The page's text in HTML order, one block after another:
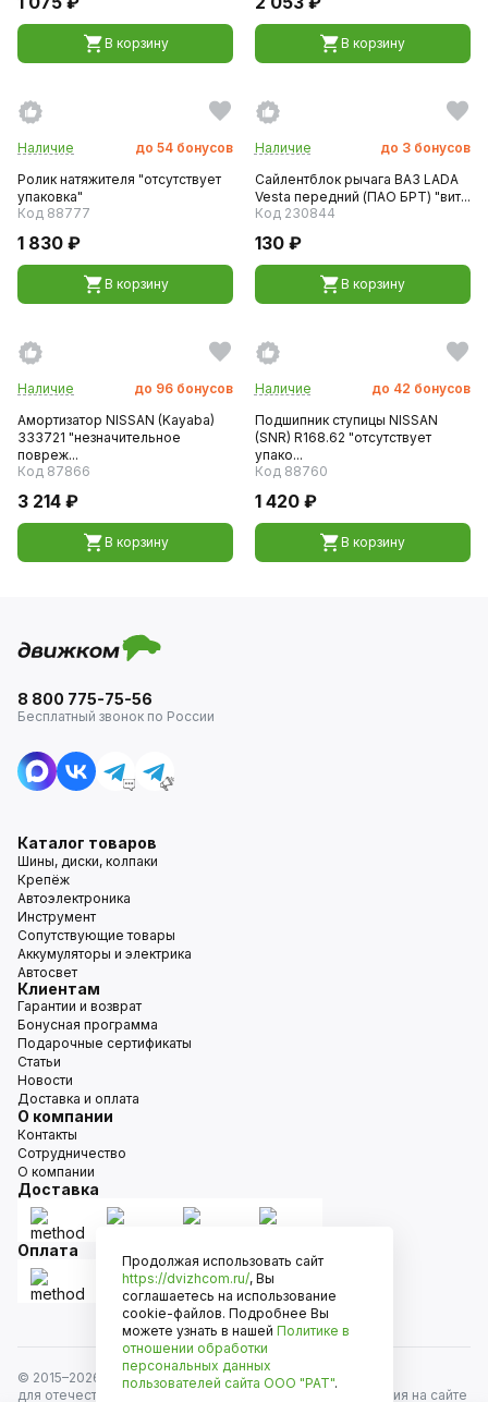
В корзину В корзину
Наличие до 54 бонусов
Ролик натяжителя "отсутствует
упаковка"
Код 88777
1 830 ₽
В корзину
Наличие до 3 бонусов
Сайлентблок рычага ВАЗ LADA
Vesta передний (ПАО БРТ) "вит...
Код 230844
130 ₽
В корзину
Наличие до 96 бонусов
Амортизатор NISSAN (Kayaba)
333721 "незначительное
повреж...
Код 87866
3 214 ₽
В корзину
Наличие до 42 бонусов
Подшипник ступицы NISSAN
(SNR) R168.62 "отсутствует
упако...
Код 88760
1 420 ₽
В корзину
8 800 775-75-56
Бесплатный звонок по России
Каталог товаров
Шины, диски, колпаки
Крепёж
Автоэлектроника
Инструмент
Сопутствующие товары
Аккумуляторы и электрика
Автосвет
Клиентам
Гарантии и возврат
Бонусная программа
Подарочные сертификаты
Статьи
Новости
Доставка и оплата
О компании
Контакты
Сотрудничество
О компании
Доставка
Оплата
© 2015–2026
Движком — сеть магазинов автозапчастей
для отечественных автомобилей и иномарок. Информация на сайте
Продолжая использовать сайт
https://dvizhcom.ru/, Вы
соглашаетесь на использование
cookie-файлов. Подробнее Вы
можете узнать в нашей Политике в
отношении обработки
персональных данных
пользователей сайта ООО "РАТ".